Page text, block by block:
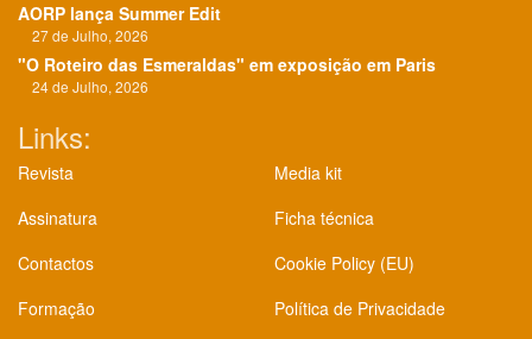
AORP lança Summer Edit
27 de Julho, 2026
"O Roteiro das Esmeraldas" em exposição em Paris
24 de Julho, 2026
Links:
Revista
Assinatura
Contactos
Formação
Media kit
Ficha técnica
Cookie Policy (EU)
Política de Privacidade